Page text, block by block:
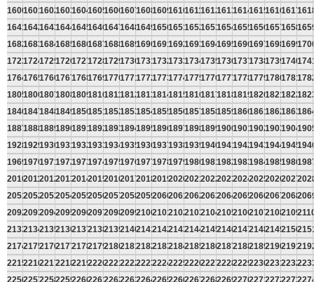
160016011602160316041605160616071608160916101611161216131614161516161617
164116421643164416451646164716481649165016511652165316541655165616571658
168216831684168516861687168816891690169116921693169416951696169716981699
172317241725172617271728172917301731173217331734173517361737173817391740
176417651766176717681769177017711772177317741775177617771778177917801781
180518061807180818091810181118121813181418151816181718181819182018211822
184618471848184918501851185218531854185518561857185818591860186118621863
188718881889189018911892189318941895189618971898189919001901190219031904
192819291930193119321933193419351936193719381939194019411942194319441945
196919701971197219731974197519761977197819791980198119821983198419851986
201020112012201320142015201620172018201920202021202220232024202520262027
205120522053205420552056205720582059206020612062206320642065206620672068
209220932094209520962097209820992100210121022103210421052106210721082109
213321342135213621372138213921402141214221432144214521462147214821492150
217421752176217721782179218021812182218321842185218621872188218921902191
221522162217221822192220222122222223222422252226222722282229223022312232
225622572258225922602261226222632264226522662267226822692270227122722273